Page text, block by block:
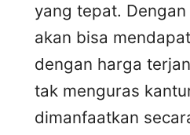
yang tepat.
akan bisa
dengan harga
tak menguras
dimanfaatkan